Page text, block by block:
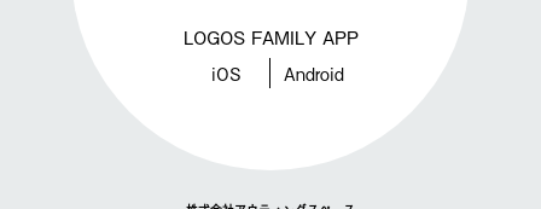
LOGOS FAMILY APP
iOS Android